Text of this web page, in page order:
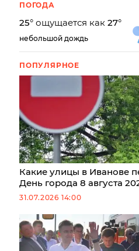
ПОГОДА
25° ощущается как 27°
небольшой дождь
ПОПУЛЯРНОЕ
Какие улицы в Иванове
День города 8 августа
31.07.2026 14:00